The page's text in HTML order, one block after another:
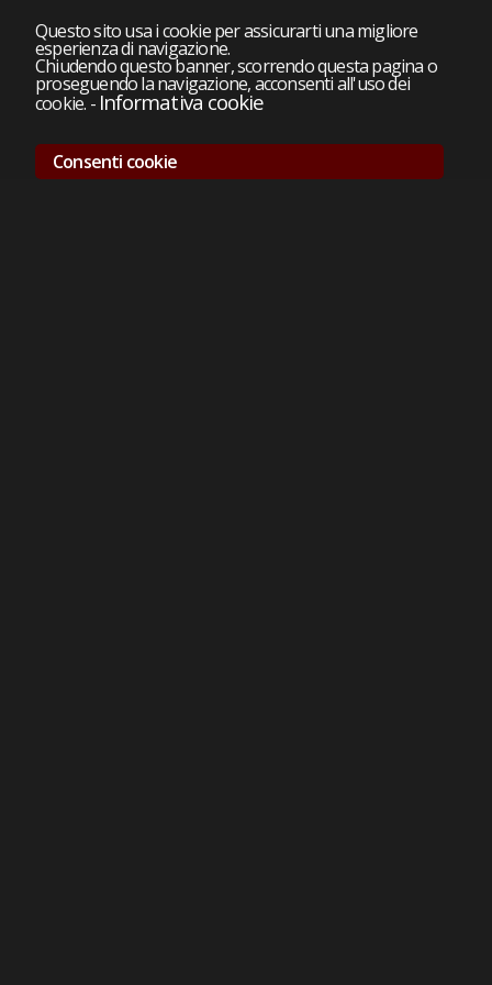
Questo sito usa i cookie per assicurarti una migliore
esperienza di navigazione.
Chiudendo questo banner, scorrendo questa pagina o
proseguendo la navigazione, acconsenti all'uso dei
cookie. - Informativa cookie
Consenti cookie